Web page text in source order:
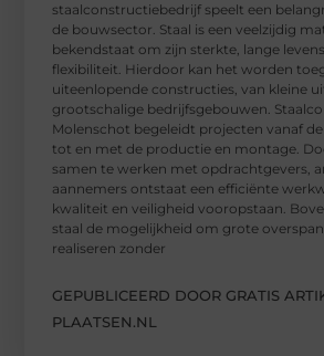
staalconstructiebedrijf speelt een
de bouwsector. Staal is een veelzijdig
bekendstaat om zijn sterkte, lange
flexibiliteit. Hierdoor kan het worden
uiteenlopende constructies, van kleine
grootschalige bedrijfsgebouwen.
Molenschot begeleidt projecten vanaf
tot en met de productie en montage.
samen te werken met opdrachtgevers,
aannemers ontstaat een efficiënte
kwaliteit en veiligheid vooropstaan.
staal de mogelijkheid om grote
realiseren zonder
GEPUBLICEERD DOOR GRATIS
PLAATSEN.NL